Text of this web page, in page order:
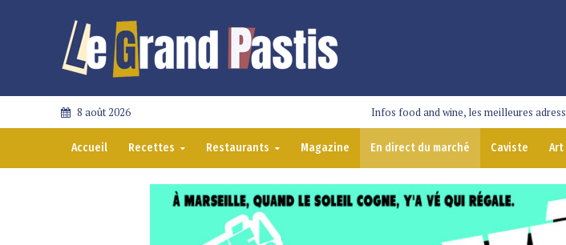
8 août 2026 Infos food and wine, les meilleures
Accueil Recettes Restaurants Magazine En direct du marché Caviste Art